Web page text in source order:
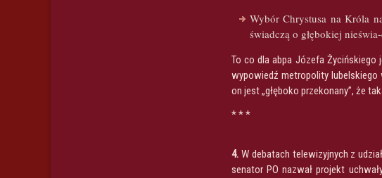
Wybór Chrystusa na Króla
świadczą o głębokiej
To co dla abpa Józefa Życińskiego
wypowiedź metropolity lubelskiego
on jest „głęboko przekonany”, że
* * *
4. W debatach telewizyjnych z
senator PO nazwał projekt